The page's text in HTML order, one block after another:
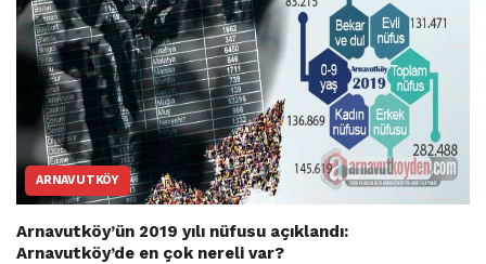
ARNAVUTKÖY
Arnavutköy’ün 2019 yılı nüfusu açıklandı:
Arnavutköy’de en çok nereli var?